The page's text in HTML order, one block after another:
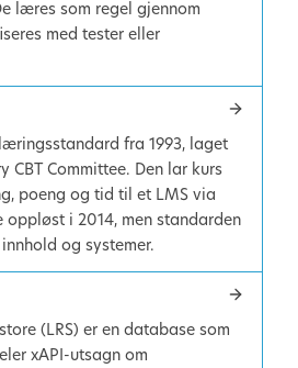
læres som regel gjennom
med tester eller
fra 1993, laget
CBT Committee. Den lar kurs
poeng og tid til et LMS via
oppløst i 2014, men standarden
og systemer.
(LRS) er en database som
xAPI-utsagn om